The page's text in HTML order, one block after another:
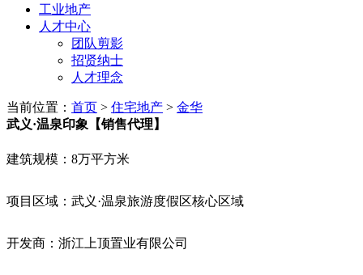
工业地产
人才中心
团队剪影
招贤纳士
人才理念
当前位置： 首页 > 住宅地产 > 金华
武义·温泉印象【销售代理】
建筑规模：8万平方米
项目区域：武义·温泉旅游度假区核心区域
开发商：浙江上顶置业有限公司